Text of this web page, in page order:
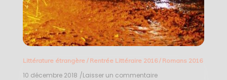
Littérature étrangère/ Rentrée Littéraire 2016/ Romans 2016
10 décembre 2018 /Laisser un commentaireon